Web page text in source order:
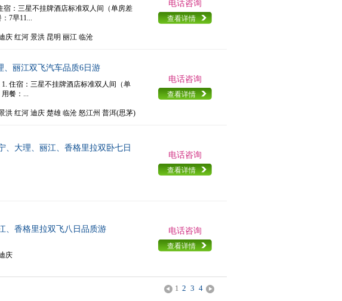
宿：三星不挂牌酒店标准双人间（单房差
7早11...
庆 红河 景洪 昆明 丽江 临沧
电话咨询
查看详情
、丽江双飞汽车品质6日游
1. 住宿：三星不挂牌酒店标准双人间（单
用餐：...
洪 红河 迪庆 楚雄 临沧 怒江州 普洱(思茅)
电话咨询
查看详情
大理、丽江、香格里拉双卧七日
电话咨询
查看详情
、香格里拉双飞八日品质游
庆
电话咨询
查看详情
< 1 2 3 4 >